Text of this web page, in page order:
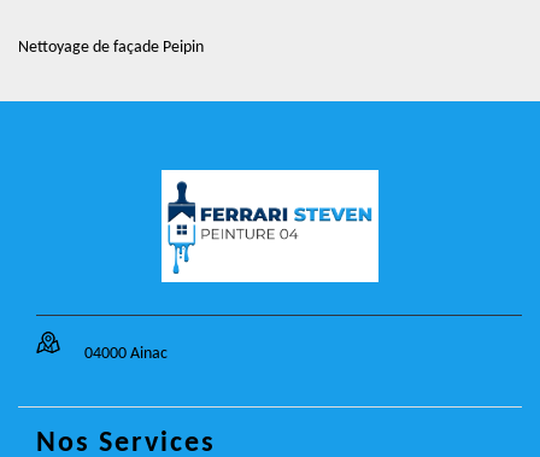
Nettoyage de façade Peipin
04000 Ainac
Nos Services